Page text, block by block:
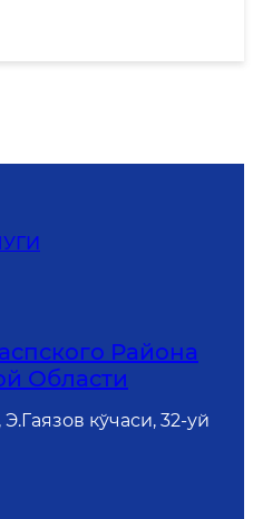
Района
Области
кўчаси, 32-уй